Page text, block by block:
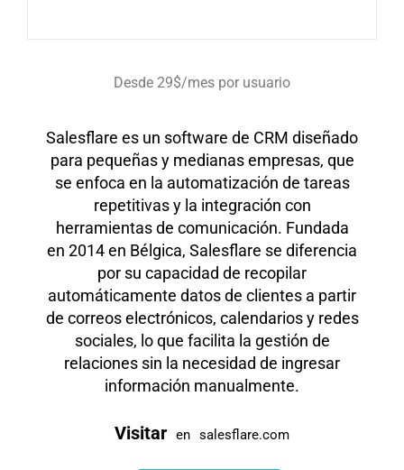
Desde 29$/mes por usuario
Salesflare es un software de CRM diseñado
para pequeñas y medianas empresas, que
se enfoca en la automatización de tareas
repetitivas y la integración con
herramientas de comunicación. Fundada
en 2014 en Bélgica, Salesflare se diferencia
por su capacidad de recopilar
automáticamente datos de clientes a partir
de correos electrónicos, calendarios y redes
sociales, lo que facilita la gestión de
relaciones sin la necesidad de ingresar
información manualmente.
Visitar en salesflare.com